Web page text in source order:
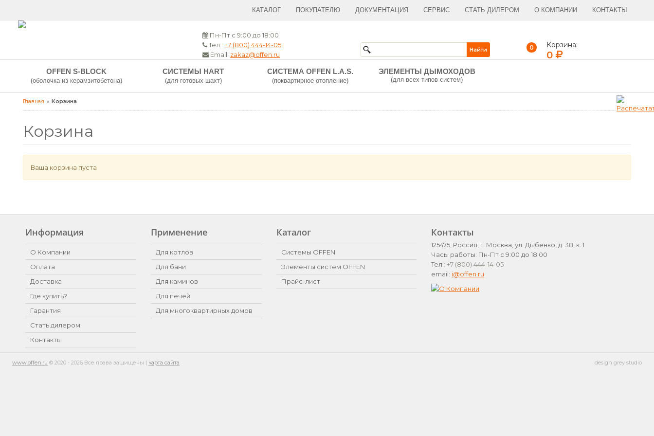
КАТАЛОГ ПОКУПАТЕЛЮ ДОКУМЕНТАЦИЯ СЕРВИС СТАТЬ ДИЛЕРОМ О КОМПАНИИ КОНТАКТЫ
Пн-Пт с 9:00 до 18:00
Тел.:+7 (800) 444-14-05
Email: zakaz@offen.ru
0 Корзина:
0
OFFEN S-BLOCK
(оболочка из керамзитобетона)
СИСТЕМЫ HART
(для готовых шахт)
СИСТЕМА OFFEN L.A.S.
(поквартирное отопление)
ЭЛЕМЕНТЫ ДЫМОХОДОВ
(для всех типов систем)
Главная Корзина
Корзина
Ваша корзина пуста
Информация
О Компании
Оплата
Доставка
Где купить?
Гарантия
Стать дилером
Контакты
Применение
Для котлов
Для бани
Для каминов
Для печей
Для многоквартирных домов
Каталог
Системы OFFEN
Элементы систем OFFEN
Прайс-лист
Контакты
125475, Россия, г. Москва, ул. Дыбенко, д. 38, к. 1
Часы работы: Пн-Пт с 9:00 до 18:00
Тел.: +7 (800) 444-14-05
email: i@offen.ru
www.offen.ru © 2020 - 2026 Все права защищены | карта сайта design grey studio